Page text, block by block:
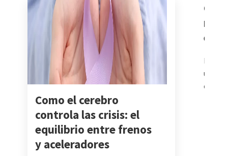
Como el cerebro
controla las crisis: el
equilibrio entre frenos
y aceleradores
el
El